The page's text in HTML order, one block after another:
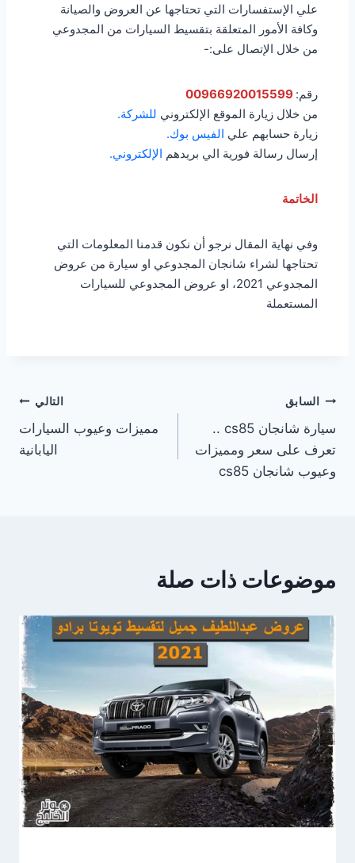
علي الإستفسارات التي تحتاجها عن العروض والصيانة
وكافة الأمور المتعلقة بتقسيط السيارات من المجدوعي
من خلال الإتصال على:-
رقم: 00966920015599
من خلال زيارة الموقع الإلكتروني للشركة.
زيارة حسابهم علي الفيس بوك.
إرسال رسالة فورية الي بريدهم الإلكتروني.
الخاتمة
وفي نهاية المقال نرجو أن نكون قدمنا المعلومات التي
تحتاجها لشراء شانجان المجدوعي او سيارة من عروض
المجدوعي 2021، او عروض المجدوعي للسيارات
المستعملة
تصفّح
المقالات
السابق
سيارة شانجان cs85 ..
تعرف على سعر ومميزات
وعيوب شانجان cs85
التالي
مميزات وعيوب السيارات
اليابانية
موضوعات ذات صلة